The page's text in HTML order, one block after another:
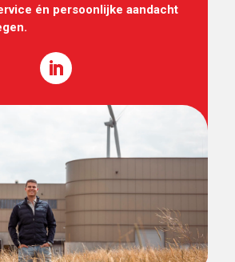
én persoonlijke aandacht